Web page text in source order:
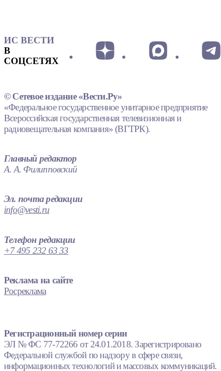
ИС ВЕСТИ
В
СОЦСЕТЯХ
© Сетевое издание «Вести.Ру»
«Федеральное государственное унитарное предприятие
Всероссийская государственная телевизионная и
радиовещательная компания» (ВГТРК).
Главный редактор
А. А. Филипповский
Эл. почта редакции
info@vesti.ru
Телефон редакции
+7 495 232 63 33
Реклама на сайте
Росреклама
Регистрационный номер серии
ЭЛ № ФС 77-72266 от 24.01.2018. Зарегистрировано
Федеральной службой по надзору в сфере связи,
информационных технологий и массовых коммуникаций.